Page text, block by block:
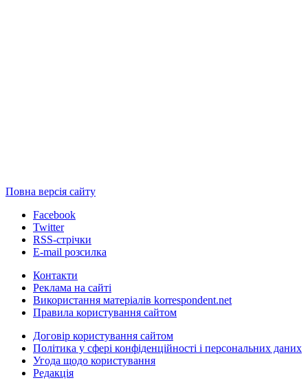
Повна версія сайту
Facebook
Twitter
RSS-стрічки
E-mail розсилка
Контакти
Реклама на сайті
Використання матеріалів korrespondent.net
Правила користування сайтом
Договір користування сайтом
Політика у сфері конфіденційності і персональних даних
Угода щодо користування
Редакція